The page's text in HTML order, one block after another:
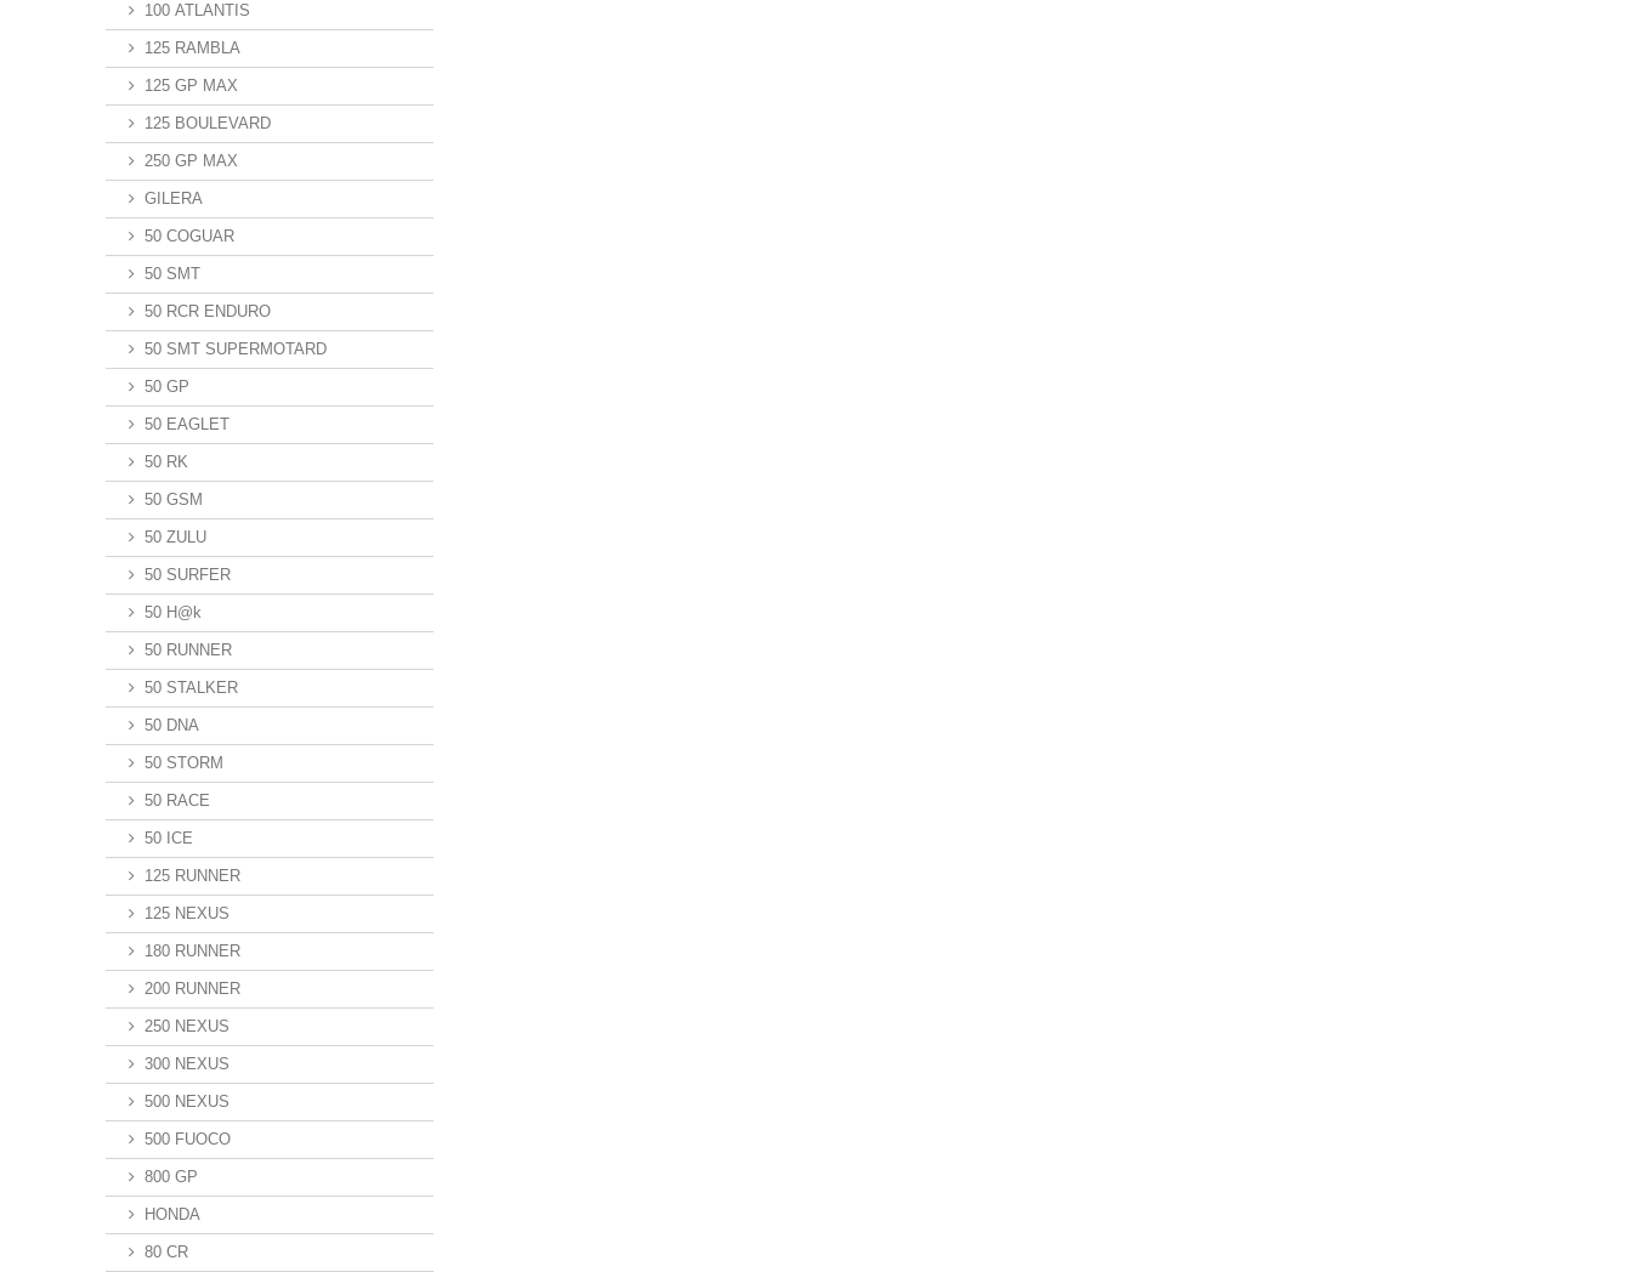
100 ATLANTIS
125 RAMBLA
125 GP MAX
125 BOULEVARD
250 GP MAX
GILERA
50 COGUAR
50 SMT
50 RCR ENDURO
50 SMT SUPERMOTARD
50 GP
50 EAGLET
50 RK
50 GSM
50 ZULU
50 SURFER
50 H@k
50 RUNNER
50 STALKER
50 DNA
50 STORM
50 RACE
50 ICE
125 RUNNER
125 NEXUS
180 RUNNER
200 RUNNER
250 NEXUS
300 NEXUS
500 NEXUS
500 FUOCO
800 GP
HONDA
80 CR